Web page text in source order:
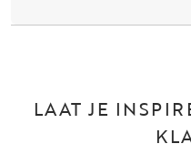
LAAT JE